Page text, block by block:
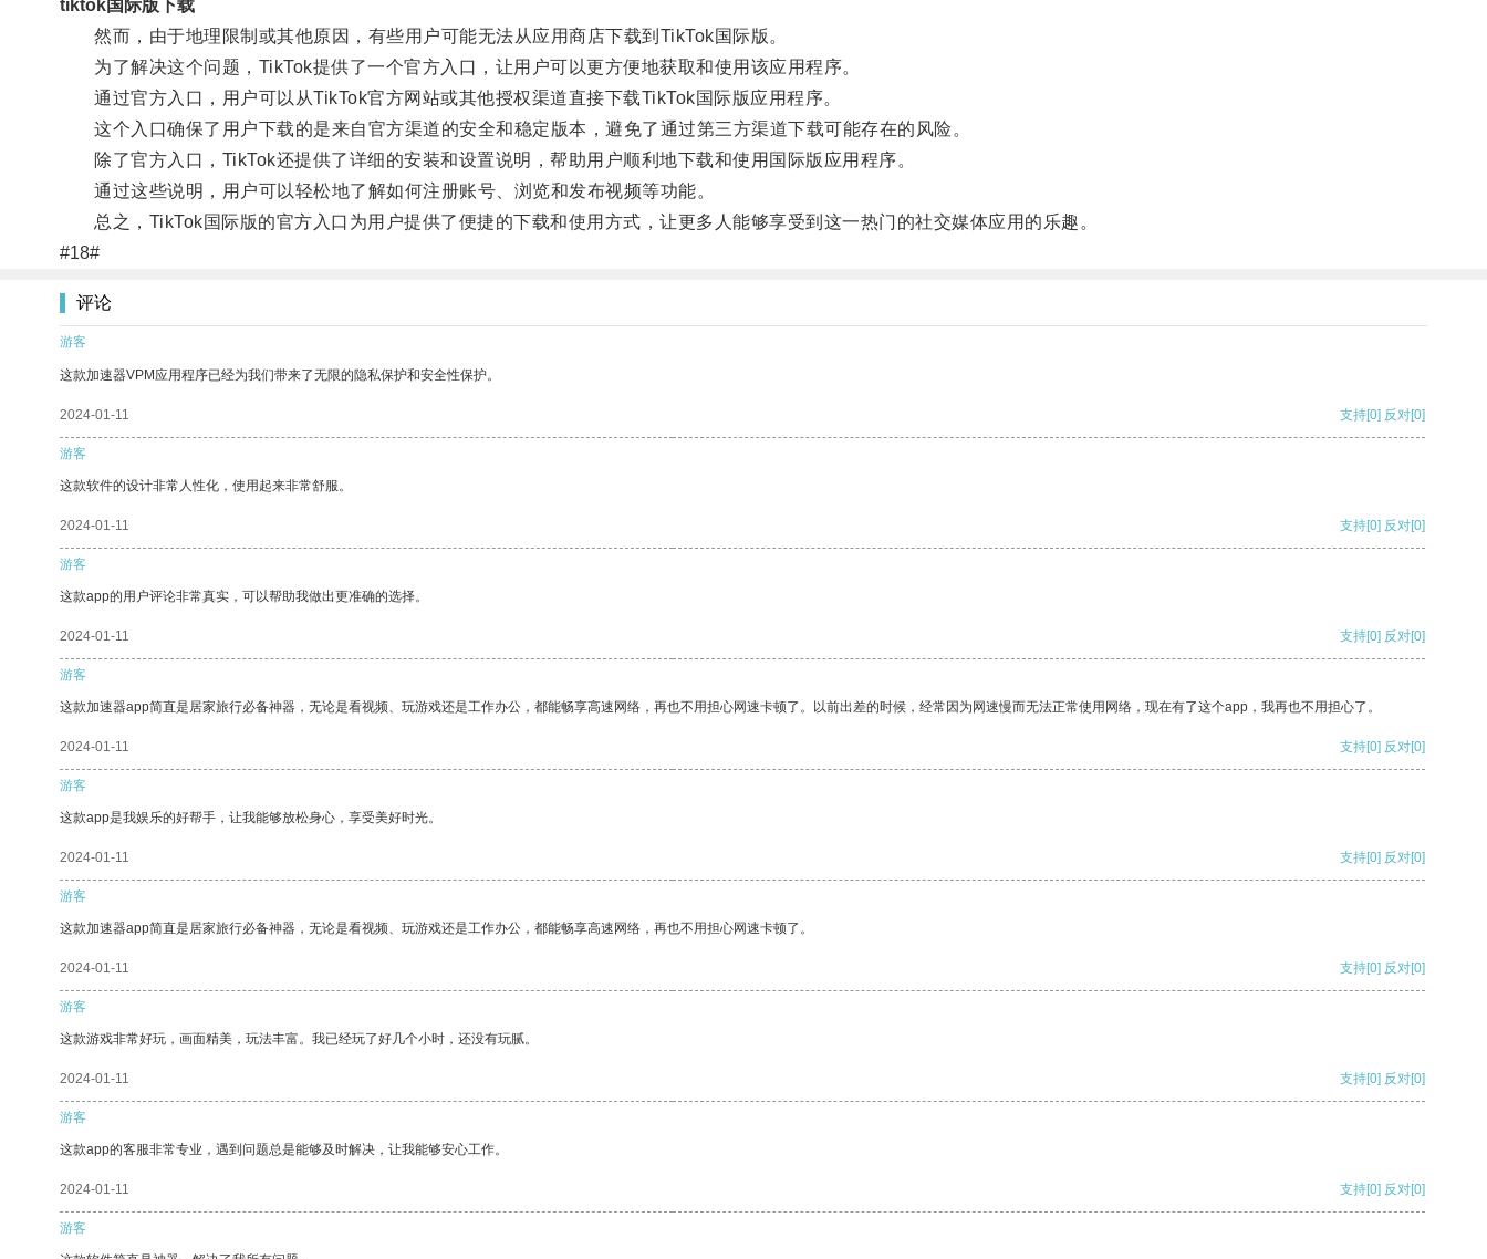
tiktok国际版下载
然而，由于地理限制或其他原因，有些用户可能无法从应用商店下载到TikTok国际版。
为了解决这个问题，TikTok提供了一个官方入口，让用户可以更方便地获取和使用该应用程序。
通过官方入口，用户可以从TikTok官方网站或其他授权渠道直接下载TikTok国际版应用程序。
这个入口确保了用户下载的是来自官方渠道的安全和稳定版本，避免了通过第三方渠道下载可能存在的风险。
除了官方入口，TikTok还提供了详细的安装和设置说明，帮助用户顺利地下载和使用国际版应用程序。
通过这些说明，用户可以轻松地了解如何注册账号、浏览和发布视频等功能。
总之，TikTok国际版的官方入口为用户提供了便捷的下载和使用方式，让更多人能够享受到这一热门的社交媒体应用的乐趣。
#18#
评论
游客
这款加速器VPM应用程序已经为我们带来了无限的隐私保护和安全性保护。
2024-01-11 支持[0] 反对[0]
游客
这款软件的设计非常人性化，使用起来非常舒服。
2024-01-11 支持[0] 反对[0]
游客
这款app的用户评论非常真实，可以帮助我做出更准确的选择。
2024-01-11 支持[0] 反对[0]
游客
这款加速器app简直是居家旅行必备神器，无论是看视频、玩游戏还是工作办公，都能畅享高速网络，再也不用担心网速卡顿了。以前出差的时候，经常因为网速慢而无法正常使用网络，现在有了这个app，我再也不用担心了。
2024-01-11 支持[0] 反对[0]
游客
这款app是我娱乐的好帮手，让我能够放松身心，享受美好时光。
2024-01-11 支持[0] 反对[0]
游客
这款加速器app简直是居家旅行必备神器，无论是看视频、玩游戏还是工作办公，都能畅享高速网络，再也不用担心网速卡顿了。
2024-01-11 支持[0] 反对[0]
游客
这款游戏非常好玩，画面精美，玩法丰富。我已经玩了好几个小时，还没有玩腻。
2024-01-11 支持[0] 反对[0]
游客
这款app的客服非常专业，遇到问题总是能够及时解决，让我能够安心工作。
2024-01-11 支持[0] 反对[0]
游客